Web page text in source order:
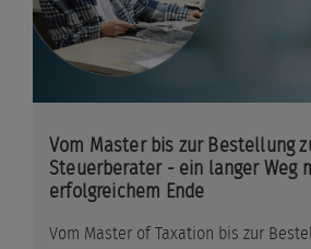
Vom Master bis zur Bestellung
Steuerberater - ein langer Weg
erfolgreichem Ende
Vom Master of Taxation bis zur